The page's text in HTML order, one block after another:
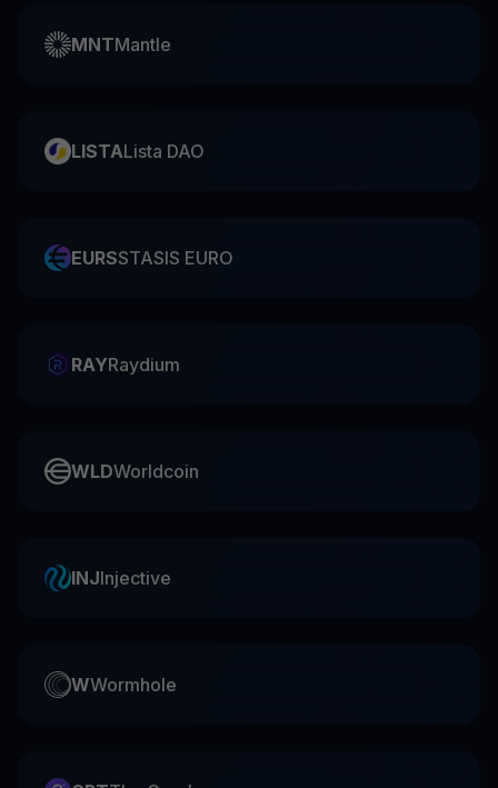
MNTMantle
LISTALista DAO
EURSSTASIS EURO
RAYRaydium
WLDWorldcoin
INJInjective
WWormhole